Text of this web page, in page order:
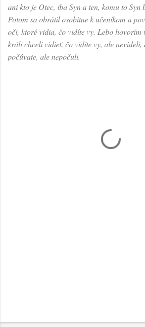
ani kto je Otec, iba Syn a ten, komu to Syn
Potom sa obrátil osobitne k učeníkom a
oči, ktoré vidia, čo vidíte vy. Lebo
králi chceli vidieť, čo vidíte vy, ale nevideli,
počúvate, ale nepočuli.